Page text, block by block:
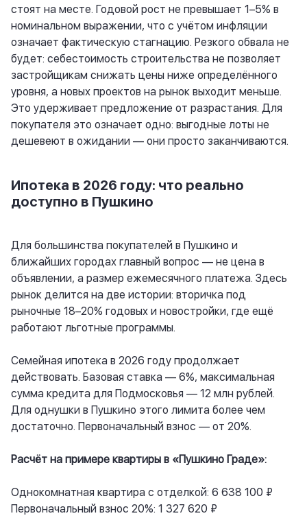
стоят на месте. Годовой рост не превышает 1–5% в
номинальном выражении, что с учётом инфляции
означает фактическую стагнацию. Резкого обвала не
будет: себестоимость строительства не позволяет
застройщикам снижать цены ниже определённого
уровня, а новых проектов на рынок выходит меньше.
Это удерживает предложение от разрастания. Для
покупателя это означает одно: выгодные лоты не
дешевеют в ожидании — они просто заканчиваются.
Ипотека в 2026 году: что реально
доступно в Пушкино
Для большинства покупателей в Пушкино и
ближайших городах главный вопрос — не цена в
объявлении, а размер ежемесячного платежа. Здесь
рынок делится на две истории: вторичка под
рыночные 18–20% годовых и новостройки, где ещё
работают льготные программы.
Семейная ипотека в 2026 году продолжает
действовать. Базовая ставка — 6%, максимальная
сумма кредита для Подмосковья — 12 млн рублей.
Для однушки в Пушкино этого лимита более чем
достаточно. Первоначальный взнос — от 20%.
Расчёт на примере квартиры в «Пушкино Граде»:
Однокомнатная квартира с отделкой: 6 638 100 ₽
Первоначальный взнос 20%: 1 327 620 ₽